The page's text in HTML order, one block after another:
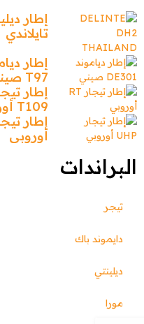
تايلاندي
T97 صيني
T109 أوروبي
أوروبي
البراندات
تيجر
دايموند باك
ديلينتي
مورا